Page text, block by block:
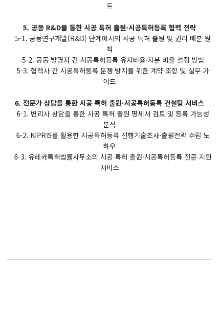
트
5. 공동 R&D를 통한 시공 특허 출원·시공특허등록 협력 전략
5-1. 공동연구개발(R&D) 단계에서의 시공 특허 출원 및 권리 배분 원
칙
5-2. 공동 발명자 간 시공특허등록 유지비용·지분 비율 설정 방법
5-3. 협력사 간 시공특허등록 분쟁 방지를 위한 계약 조항 및 실무 가
이드
6. 전문가 상담을 통한 시공 특허 출원·시공특허등록 컨설팅 서비스
6-1. 변리사 상담을 통한 시공 특허 출원 명세서 검토 및 등록 가능성
분석
6-2. KIPRIS를 활용한 시공특허등록 선행기술조사·출원전략 수립 노
하우
6-3. 유레카특허법률사무소의 시공 특허 출원·시공특허등록 전문 지원
서비스